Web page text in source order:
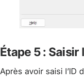
Étape 5 : Saisir
Après avoir saisi l’ID